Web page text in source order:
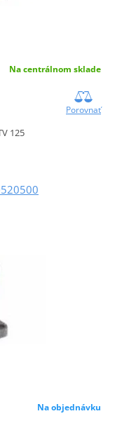
Na centrálnom sklade
Porovnať
125
Na objednávku